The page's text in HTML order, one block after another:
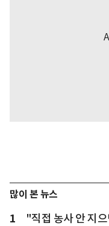
많이 본 뉴스
1
"직접 농사 안 지